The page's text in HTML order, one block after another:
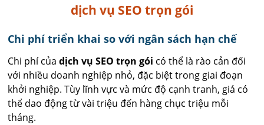
dịch vụ SEO trọn gói
Chi phí triển khai so với ngân sách hạn chế
Chi phí củadịch vụ SEO trọn gói có thể là rào cản đối
với nhiều doanh nghiệp nhỏ, đặc biệt trong giai đoạn
khởi nghiệp. Tùy lĩnh vực và mức độ cạnh tranh, giá có
thể dao động từ vài triệu đến hàng chục triệu mỗi
tháng.